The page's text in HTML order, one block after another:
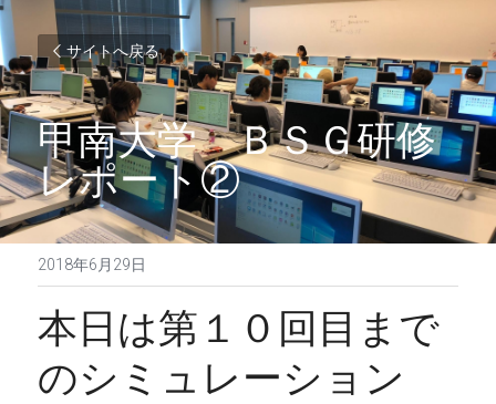
サイトへ戻る
甲南大学　ＢＳＧ研修
レポート②
2018年6月29日
本日は第１０回目まで
のシミュレーション